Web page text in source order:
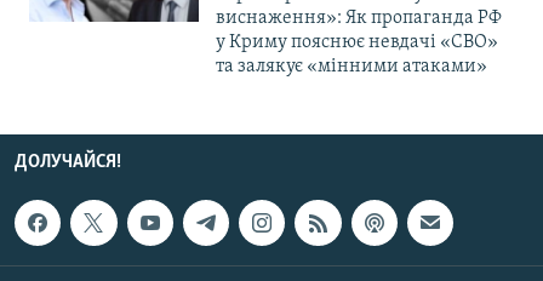
виснаження»: Як пропаганда РФ
у Криму пояснює невдачі «СВО»
та залякує «мінними атаками»
ДОЛУЧАЙСЯ!